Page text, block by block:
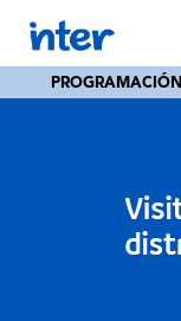
PROGRAMACIÓN